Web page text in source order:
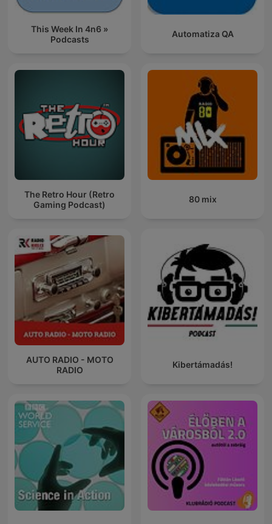
This Week In 4n6 »
Podcasts
Automatiza QA
The Retro Hour (Retro
Gaming Podcast)
80 mix
AUTO RADIO - MOTO
RADIO
Kibertámadás!